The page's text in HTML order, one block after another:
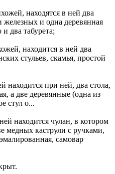
находятся в ней два
железных и одна деревянная
два табурета;
находится в ней два
стульев, скамья, простой
находится при ней, два стола,
а две деревянные (одна из
стул о...
находится чулан, в котором
медных каструли с ручками,
самовар